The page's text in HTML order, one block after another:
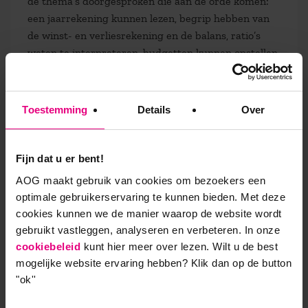
Toestemming Details Over
Fijn dat u er bent!
AOG maakt gebruik van cookies om bezoekers een
optimale gebruikerservaring te kunnen bieden. Met deze
cookies kunnen we de manier waarop de website wordt
gebruikt vastleggen, analyseren en verbeteren. In onze
cookiebeleid kunt hier meer over lezen. Wilt u de best
mogelijke website ervaring hebben? Klik dan op de button
"ok''
een jaarrekening kunnen lezen, begrip hebben van
de winst- en verliesrekening en de balans, ratio’s
weten te interpreteren, budgetten kunnen opstellen
en investeringsanalyses kunnen maken. Ik denk dat
over gaat.”
masterclass volgen, ook mensen die vanuit hun
onderwerpen hebben baat bij Finance for Non-
Financials. Projectmanagers bijvoorbeeld, of iemand
die een eigen bedrijf is begonnen en de financiële
kant ervan wil snappen.”